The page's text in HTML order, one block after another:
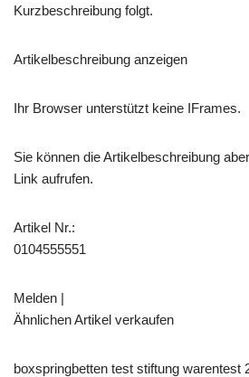
Kurzbeschreibung folgt.
Artikelbeschreibung anzeigen
Ihr Browser unterstützt keine IFrames.
Sie können die Artikelbeschreibung
Link aufrufen.
Artikel Nr.:
0104555551
Melden |
Ähnlichen Artikel verkaufen
boxspringbetten test stiftung warentest